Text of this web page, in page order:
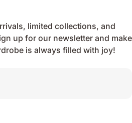
limited collections, and
up for our newsletter and make
is always filled with joy!